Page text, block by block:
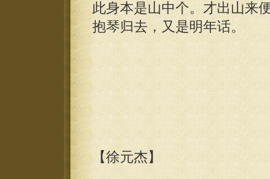
此身本是山中个。才出山来
抱琴归去，又是明年话。
【徐元杰】